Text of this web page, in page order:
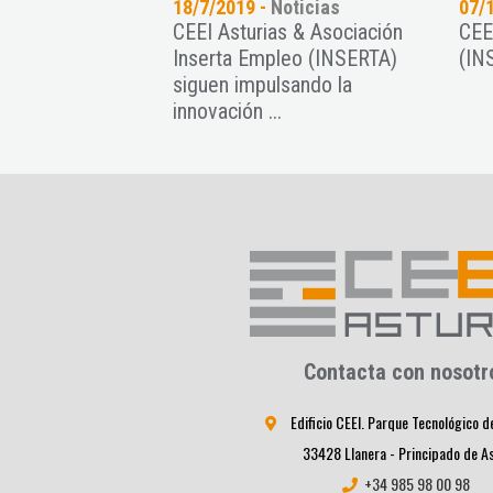
18/7/2019 - Noticias
CEEI Asturias & Asociación
Inserta Empleo (INSERTA)
siguen impulsando la
innovación ...
07/
Contacta con
Edificio CEEI. Parque Tecnológico
33428 Llanera - Principado de
+34 985 98 00 98